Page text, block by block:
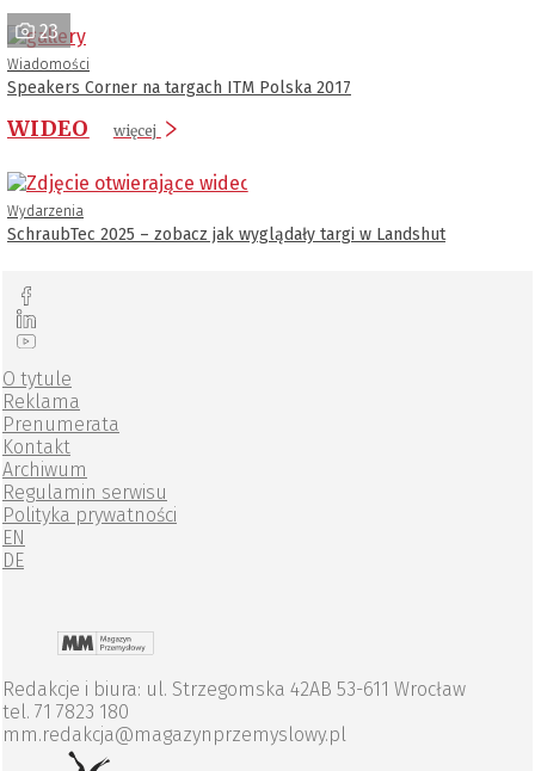
23
Wiadomości
Speakers Corner na targach ITM Polska 2017
WIDEO więcej
Wydarzenia
SchraubTec 2025 – zobacz jak wyglądały targi w Landshut
O tytule
Reklama
Prenumerata
Kontakt
Archiwum
Regulamin serwisu
Polityka prywatności
EN
DE
Redakcje i biura: ul. Strzegomska 42AB 53-611 Wrocław
tel. 71 7823 180
mm.redakcja@magazynprzemyslowy.pl